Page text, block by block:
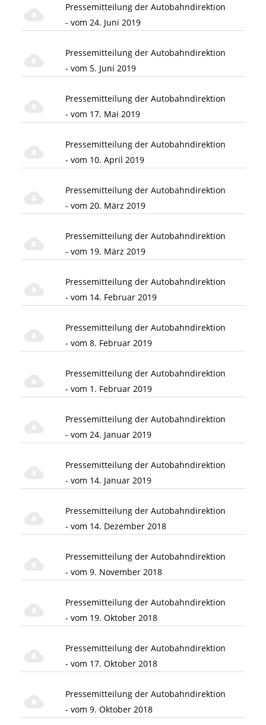
Pressemitteilung der Autobahndirektion
- vom 24. Juni 2019
Pressemitteilung der Autobahndirektion
- vom 5. Juni 2019
Pressemitteilung der Autobahndirektion
- vom 17. Mai 2019
Pressemitteilung der Autobahndirektion
- vom 10. April 2019
Pressemitteilung der Autobahndirektion
- vom 20. März 2019
Pressemitteilung der Autobahndirektion
- vom 19. März 2019
Pressemitteilung der Autobahndirektion
- vom 14. Februar 2019
Pressemitteilung der Autobahndirektion
- vom 8. Februar 2019
Pressemitteilung der Autobahndirektion
- vom 1. Februar 2019
Pressemitteilung der Autobahndirektion
- vom 24. Januar 2019
Pressemitteilung der Autobahndirektion
- vom 14. Januar 2019
Pressemitteilung der Autobahndirektion
- vom 14. Dezember 2018
Pressemitteilung der Autobahndirektion
- vom 9. November 2018
Pressemitteilung der Autobahndirektion
- vom 19. Oktober 2018
Pressemitteilung der Autobahndirektion
- vom 17. Oktober 2018
Pressemitteilung der Autobahndirektion
- vom 9. Oktober 2018